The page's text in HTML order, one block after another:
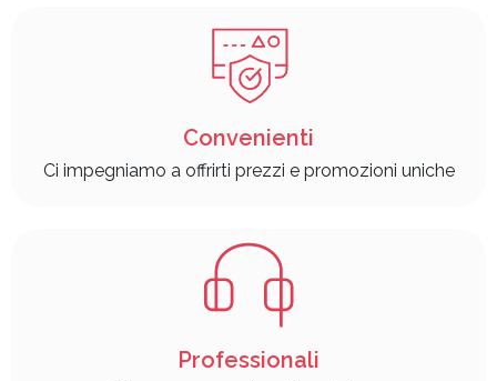
Convenienti
Ci impegniamo a offrirti prezzi e promozioni uniche
Professionali